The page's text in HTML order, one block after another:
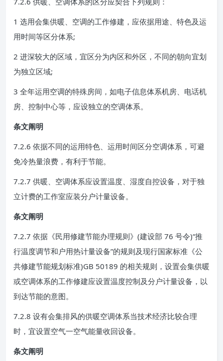
1 选用会集供暖、空调的工作修建，应依据用途、特色及运
用时间等区分体系;
2 进深较大的区域，宜区分为内区和外区，不同的朝向宜划
为独立区域;
3 全年运用空调的特殊房间，如电子信息体系机房、电话机
房、控制中心等，应设独立的空调体系。
条文阐明
7.2.6 依据不同的运用特色、运用时间区分空调体系，可避
免冷热量浪费，有利于节能。
7.2.7 供暖、空调体系应设置温度、湿度自控设备，对于独
立计费的工作室应装分户计量设备。
条文阐明
7.2.7 依据《民用修建节能办理规则》(建设部 76 号令)“推
行温度调节和户用热计量设备”的规则及现行国家标准《公
共修建节能规划标准)GB 50189 的相关规则，设置会集供暖
或空调体系的工作修建应设置温度控制及分户计量设备，以
到达节能的意图。
7.2.8 设有会集排风的供暖空调体系当技术经济比较合理
时，宜设置空气一空气能量收回设备。
条文阐明